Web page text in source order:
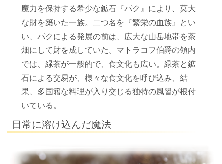
魔力を保持する希少な鉱石『パク』により、莫大
な財を築いた一族。二つ名を『繁栄の血族』とい
い、パクによる発展の前は、広大な山岳地帯を茶
畑にして財を成していた。マトラコフ伯爵の領内
では、緑茶が一般的で、食文化も広い。緑茶と鉱
石による交易が、様々な食文化を呼び込み、結
果、多国籍な料理が入り交じる独特の風習が根付
いている。
日常に溶け込んだ魔法